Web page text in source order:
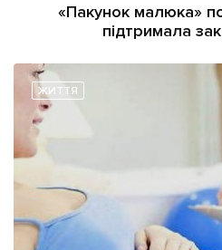
«Пакунок малюка»
підтримала
ЖИТТЯ